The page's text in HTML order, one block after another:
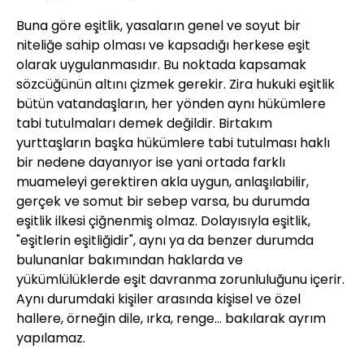
Buna göre eşitlik, yasaların genel ve soyut bir
niteliğe sahip olması ve kapsadığı herkese eşit
olarak uygulanmasıdır. Bu noktada kapsamak
sözcüğünün altını çizmek gerekir. Zira hukuki eşitlik
bütün vatandaşların, her yönden aynı hükümlere
tabi tutulmaları demek değildir. Birtakım
yurttaşların başka hükümlere tabi tutulması haklı
bir nedene dayanıyor ise yani ortada farklı
muameleyi gerektiren akla uygun, anlaşılabilir,
gerçek ve somut bir sebep varsa, bu durumda
eşitlik ilkesi çiğnenmiş olmaz. Dolayısıyla eşitlik,
"eşitlerin eşitliğidir", aynı ya da benzer durumda
bulunanlar bakımından haklarda ve
yükümlülüklerde eşit davranma zorunluluğunu içerir.
Aynı durumdaki kişiler arasında kişisel ve özel
hallere, örneğin dile, ırka, renge... bakılarak ayrım
yapılamaz.